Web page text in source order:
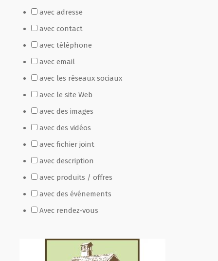
avec adresse
avec contact
avec téléphone
avec email
avec les réseaux sociaux
avec le site Web
avec des images
avec des vidéos
avec fichier joint
avec description
avec produits / offres
avec des événements
Avec rendez-vous
Fête Marché Paysan
Partenaires